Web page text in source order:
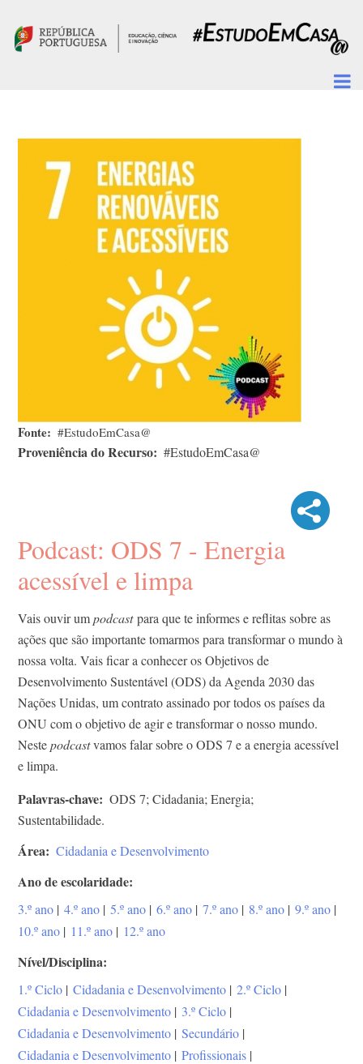
Fonte #EstudoEmCasa@
Proveniência do Recurso #EstudoEmCasa@
Podcast: ODS 7 - Energia
acessível e limpa
Vais ouvir umpodcastpara que te informes e reflitas sobre as
ações que são importante tomarmos para transformar o mundo à
nossa volta. Vais ficar a conhecer os Objetivos de
Desenvolvimento Sustentável (ODS) da Agenda 2030 das
Nações Unidas, um contrato assinado por todos os países da
ONU com o objetivo de agir e transformar o nosso mundo.
Nestepodcastvamos falar sobre o ODS 7 e a energia acessível
e limpa.
Palavras-chave
ODS 7; Cidadania; Energia;
Sustentabilidade.
Área Cidadania e Desenvolvimento
Ano de escolaridade
3.º ano | 4.º ano | 5.º ano | 6.º ano | 7.º ano | 8.º ano | 9.º ano |
10.º ano | 11.º ano | 12.º ano
Nível/Disciplina
1.º Ciclo | Cidadania e Desenvolvimento | 2.º Ciclo |
Cidadania e Desenvolvimento | 3.º Ciclo |
Cidadania e Desenvolvimento | Secundário |
Cidadania e Desenvolvimento | Profissionais |